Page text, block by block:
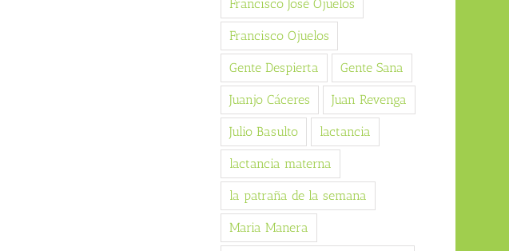
Francisco José Ojuelos
Francisco Ojuelos
Gente Despierta Gente Sana
Juanjo Cáceres Juan Revenga
Julio Basulto lactancia
lactancia materna
la patraña de la semana
Maria Manera